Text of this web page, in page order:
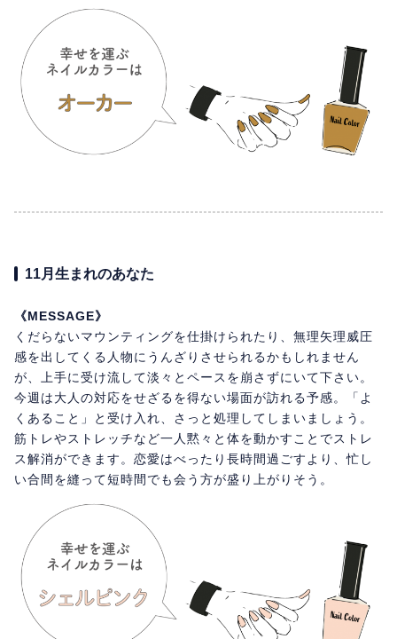
11月生まれのあなた
《MESSAGE》
くだらないマウンティングを仕掛けられたり、無理矢理威圧
感を出してくる人物にうんざりさせられるかもしれません
が、上手に受け流して淡々とペースを崩さずにいて下さい。
今週は大人の対応をせざるを得ない場面が訪れる予感。「よ
くあること」と受け入れ、さっと処理してしまいましょう。
筋トレやストレッチなど一人黙々と体を動かすことでストレ
ス解消ができます。恋愛はべったり長時間過ごすより、忙し
い合間を縫って短時間でも会う方が盛り上がりそう。